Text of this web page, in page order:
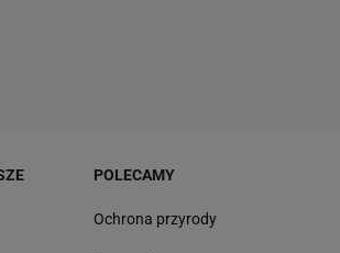
POLECAMY
Ochrona przyrody